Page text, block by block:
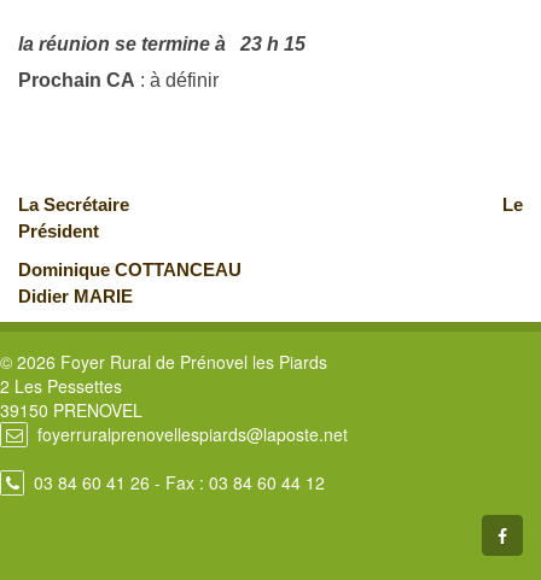
la réunion se termine à 23 h 15
Prochain CA : à définir
La Secrétaire Le
Président
Dominique COTTANCEAU
Didier MARIE
© 2026 Foyer Rural de Prénovel les Piards
2 Les Pessettes
39150 PRENOVEL
foyerruralprenovellespiards@laposte.net
03 84 60 41 26 - Fax : 03 84 60 44 12